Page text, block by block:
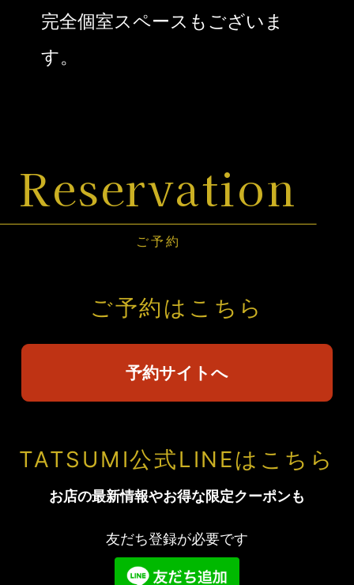
完全個室スペースもございま
す。
Reservation
ご予約
ご予約はこちら
予約サイトへ
TATSUMI公式LINEはこちら
お店の最新情報やお得な限定クーポンも
友だち登録が必要です